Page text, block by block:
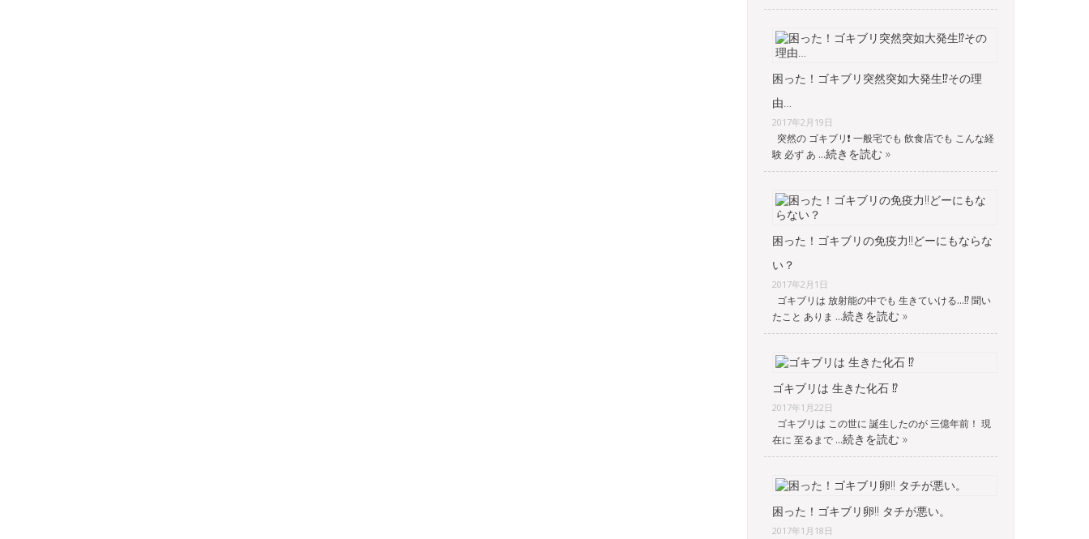
困った！ゴキブリ突然突如大発生⁉︎その理
由…
2017年2月19日
突然の ゴキブリ❗️ 一般宅でも 飲食店でも こんな経
験 必ず あ …続きを読む »
困った！ゴキブリの免疫力‼︎どーにもならな
い？
2017年2月1日
ゴキブリは 放射能の中でも 生きていける…⁉︎ 聞い
たこと ありま …続きを読む »
ゴキブリは 生きた化石 ⁉︎
2017年1月22日
ゴキブリは この世に 誕生したのが 三億年前！ 現
在に 至るまで …続きを読む »
困った！ゴキブリ卵‼︎ タチが悪い。
2017年1月18日